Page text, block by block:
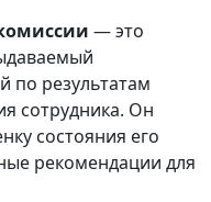
— это
по результатам
сотрудника. Он
состояния его
рекомендации для